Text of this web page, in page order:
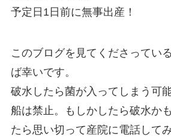
予定日1日前に無事出産！
このブログを見てくださってい
ば幸いです。
破水したら菌が入ってしまう可
船は禁止。もしかしたら破水か
たら思い切って産院に電話して